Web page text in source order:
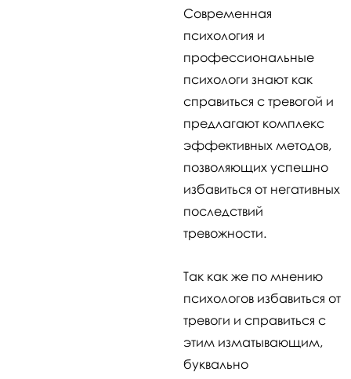
Современная
психология и
профессиональные
психологи знают как
справиться с тревогой и
предлагают комплекс
эффективных методов,
позволяющих успешно
избавиться от негативных
последствий
тревожности.
Так как же по мнению
психологов избавиться от
тревоги и справиться с
этим изматывающим,
буквально